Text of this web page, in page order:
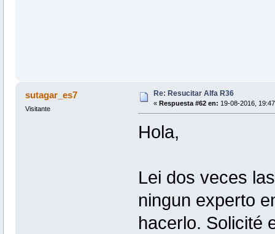
sutagar_es7
Visitante
Re: Resucitar Alfa R36
« Respuesta #62 en: 19-08-2016,
Hola,
Lei dos veces
ningun experto
hacerlo. Solicité